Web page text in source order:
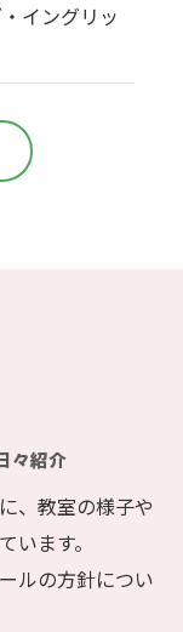
イングリッ
々紹介
、教室の様子や
います。
ルの方針につい